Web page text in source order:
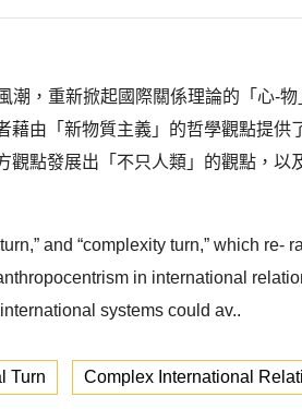
，重新掀起國際關係理論的「心-物
藉由「新物質主義」的哲學觀點提供
點發展出「不只人類」的觀點，以
and “complexity turn,” which re-
in international
systems could av..
Turn Complex International